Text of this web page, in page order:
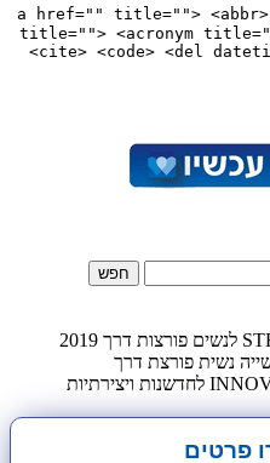
<a href="" title=""> <abbr
title=""> <acronym
<cite> <code> <del
זוכת הפרס העולמי INNOVACTION לחדשנות ויצירתיות
פרטים